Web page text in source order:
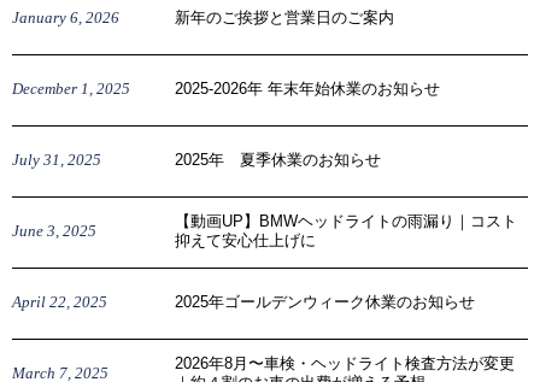
January 6 2026 新年のご挨拶と営業日のご案内
December 1 2025 2025-2026年 年末年始休業のお知らせ
July 31 2025 2025年 夏季休業のお知らせ
June 3 2025
【動画UP】BMWヘッドライトの雨漏り｜コスト
抑えて安心仕上げに
April 22 2025 2025年ゴールデンウィーク休業のお知らせ
March 7 2025
2026年8月〜車検・ヘッドライト検査方法が変更